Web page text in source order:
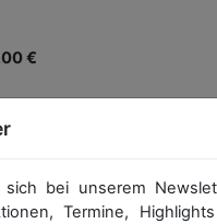
€
18:10:40
sich bei unserem
Termine,